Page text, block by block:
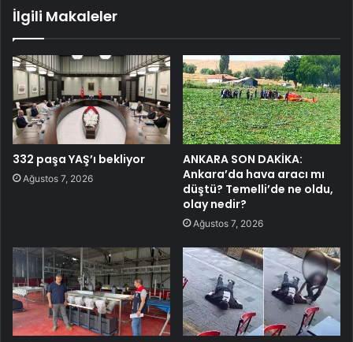
İlgili Makaleler
332 paşa YAŞ’ı bekliyor
Ağustos 7, 2026
ANKARA SON DAKİKA:
Ankara’da hava aracı mı
düştü? Temelli’de ne oldu,
olay nedir?
Ağustos 7, 2026